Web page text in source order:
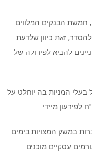
חמשת הבנקים המלווים
זאת כיוון שלדעת
להביא לפירוקה של
המניות בה יוחלט על
מיידי.
במשק המצויות בימים
עסקיים מוכנים